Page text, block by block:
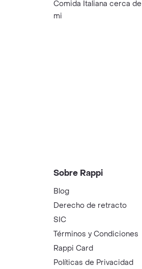
Comida Italiana cerca de
mi
Sobre Rappi
Blog
Derecho de retracto
SIC
Términos y Condiciones
Rappi Card
Políticas de Privacidad